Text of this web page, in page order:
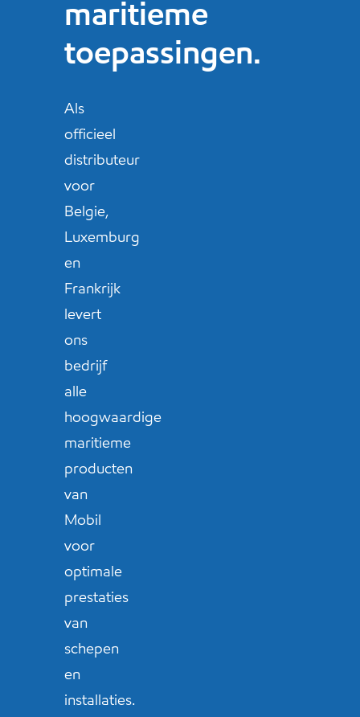
maritieme
toepassingen.
Als
officieel
distributeur
voor
Belgie,
Luxemburg
en
Frankrijk
levert
ons
bedrijf
alle
hoogwaardige
maritieme
producten
van
Mobil
voor
optimale
prestaties
van
schepen
en
installaties.